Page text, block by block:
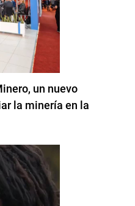
un nuevo
la minería en la